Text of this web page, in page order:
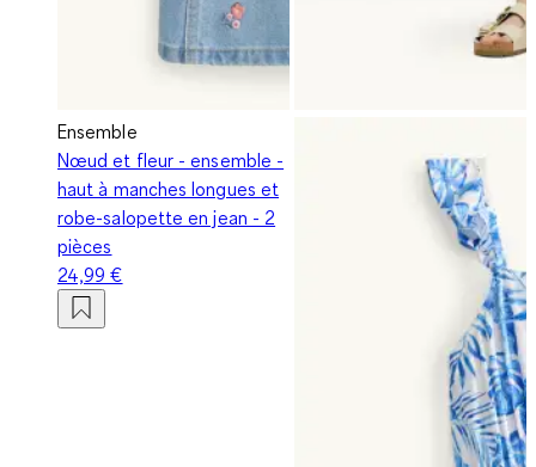
Ensemble
Nœud et fleur - ensemble -
haut à manches longues et
robe-salopette en jean - 2
pièces
24,99 €